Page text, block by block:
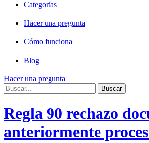
Categorías
Hacer una pregunta
Cómo funciona
Blog
Hacer una pregunta
Regla 90 rechazo
anteriormente